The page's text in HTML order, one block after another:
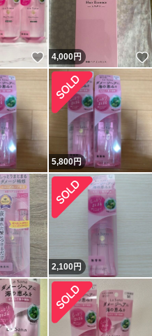
いいね！
4,000円
5,800円
2,100円